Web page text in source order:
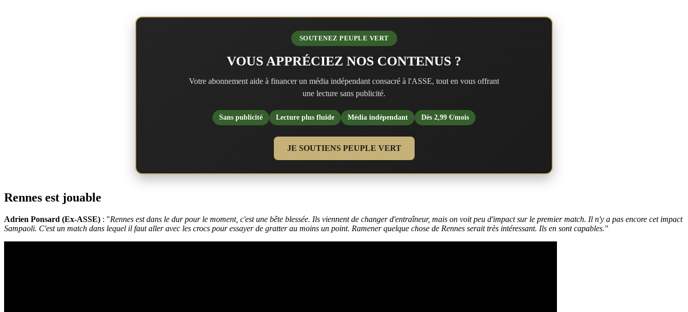
SOUTENEZ PEUPLE VERT
VOUS APPRÉCIEZ NOS CONTENUS ?
Votre abonnement aide à financer un média indépendant consacré à l'ASSE, tout en vous offrant
une lecture sans publicité.
Sans publicité Lecture plus fluide Média indépendant Dès 2,99 €/mois
JE SOUTIENS PEUPLE VERT
Rennes est jouable
Adrien Ponsard (Ex-ASSE) : "Rennes est dans le dur pour le moment, c'est une bête blessée. Ils viennent de changer d'entraîneur, mais on voit peu d'impact sur le premier match. Il n'y a pas encore cet impact
Sampaoli. C'est un match dans lequel il faut aller avec les crocs pour essayer de gratter au moins un point. Ramener quelque chose de Rennes serait très intéressant. Ils en sont capables."